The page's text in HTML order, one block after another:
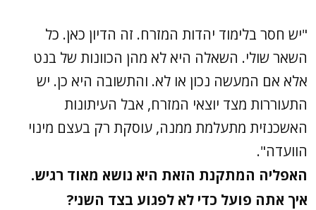
"יש חסר בלימוד יהדות המזרח. זה הדיון כאן. כל
השאר שולי. השאלה היא לא מהן הכוונות של בנט
אלא אם המעשה נכון או לא. והתשובה היא כן. יש
התעוררות מצד יוצאי המזרח, אבל העיתונות
האשכנזית מתעלמת ממנה, עוסקת רק בעצם מינוי
הוועדה".
האפליה המתקנת הזאת היא נושא מאוד רגיש.
איך אתה פועל כדי לא לפגוע בצד השני?